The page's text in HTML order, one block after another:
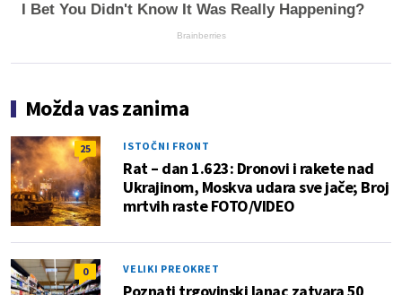
I Bet You Didn't Know It Was Really Happening?
Brainberries
Možda vas zanima
25 ISTOČNI FRONT
Rat – dan 1.623: Dronovi i rakete nad
Ukrajinom, Moskva udara sve jače; Broj
mrtvih raste FOTO/VIDEO
0 VELIKI PREOKRET